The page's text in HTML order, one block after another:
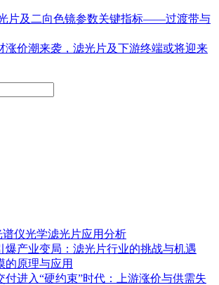
片及二向色镜参数关键指标——过渡带与
涨价潮来袭，滤光片及下游终端或将迎来
仪光学滤光片应用分析
爆产业变局：滤光片行业的挑战与机遇
的原理与应用
付进入“硬约束”时代：上游涨价与供需失